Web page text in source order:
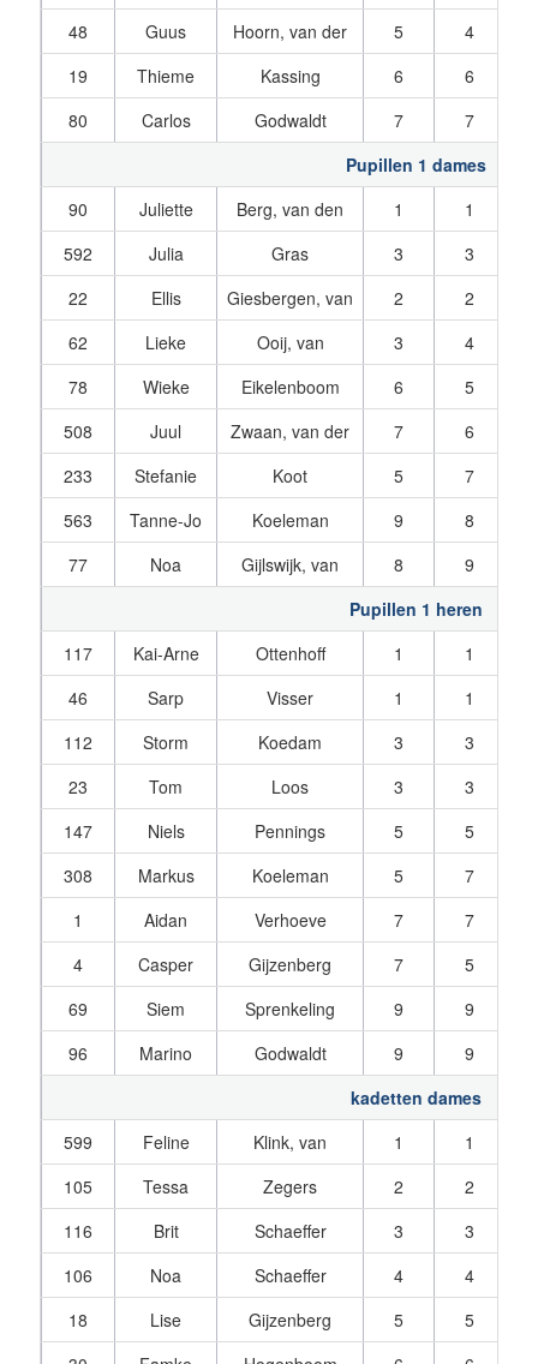
48
Guus Hoorn, van der 5
4
19
Thieme Kassing 6
6
80
Carlos Godwaldt 7
7
Pupillen 1 dames
90
Juliette Berg, van den 1
1
592
Julia Gras 3
3
22
Ellis Giesbergen, van 2
2
62
Lieke Ooij, van 3
4
78
Wieke Eikelenboom 6
5
508
Juul Zwaan, van der 7
6
233
Stefanie Koot 5
7
563
Tanne-Jo Koeleman 9
8
77
Noa Gijlswijk, van 8
9
Pupillen 1 heren
117
Kai-Arne Ottenhoff 1
1
46
Sarp Visser 1
1
112
Storm Koedam 3
3
23
Tom Loos 3
3
147
Niels Pennings 5
5
308
Markus Koeleman 5
7
1
Aidan Verhoeve 7
7
4
Casper Gijzenberg 7
5
69
Siem Sprenkeling 9
9
96
Marino Godwaldt 9
9
kadetten dames
599
Feline Klink, van 1
1
105
Tessa Zegers 2
2
116
Brit Schaeffer 3
3
106
Noa Schaeffer 4
4
18
Lise Gijzenberg 5
5